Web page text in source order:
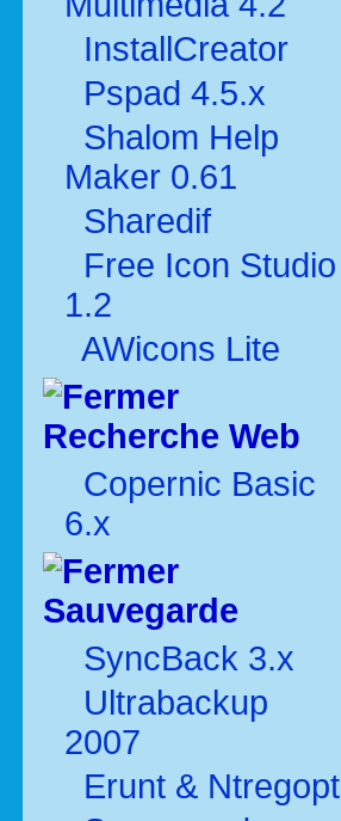
InstallCreator
Pspad 4.5.x
Shalom Help
Maker 0.61
Sharedif
Free Icon Studio
1.2
AWicons Lite
Recherche Web
Copernic Basic
6.x
Sauvegarde
SyncBack 3.x
Ultrabackup
2007
Erunt & Ntregopt